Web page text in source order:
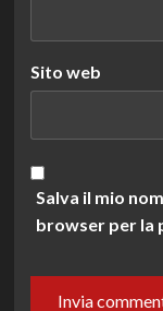
Sito web
Salva il mio
browser per la